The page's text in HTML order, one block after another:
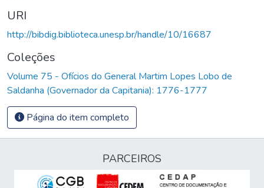
URI
http://bibdig.biblioteca.unesp.br/handle/10/16687
Coleções
Volume 75 - Ofícios do General Martim Lopes Lobo de
Saldanha (Governador da Capitania): 1776-1777
Página do item completo
PARCEIROS